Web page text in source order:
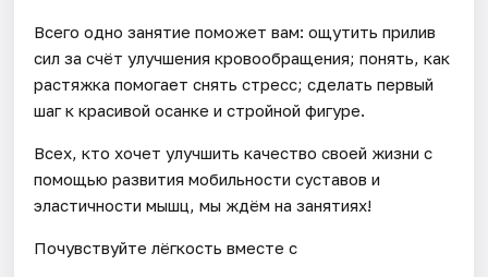
Всего одно занятие поможет вам: ощутить прилив
сил за счёт улучшения кровообращения; понять, как
растяжка помогает снять стресс; сделать первый
шаг к красивой осанке и стройной фигуре.
Всех, кто хочет улучшить качество своей жизни с
помощью развития мобильности суставов и
эластичности мышц, мы ждём на занятиях!
Почувствуйте лёгкость вместе с